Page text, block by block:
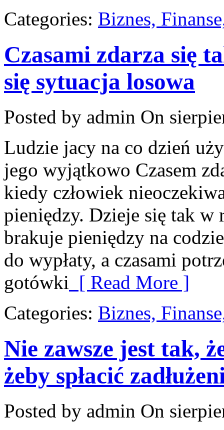
Categories: Biznes,
Czasami zdarza się
się sytuacja losowa
Posted by admin On
Ludzie jacy na co dzień
jego wyjątkowo Czasem
kiedy człowiek
pieniędzy. Dzieje się tak
brakuje pieniędzy na
do wypłaty, a czasami
gotówki [ Read More ]
Categories: Biznes,
Nie zawsze jest tak,
żeby spłacić
Posted by admin On